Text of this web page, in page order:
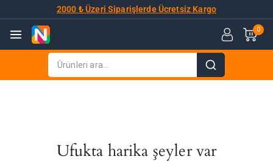
2000 ₺ Üzeri Siparişlerde Ücretsiz Kargo
0
Ufukta harika şeyler var